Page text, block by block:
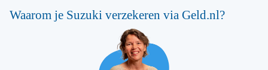
Waarom je Suzuki verzekeren via Geld.nl?